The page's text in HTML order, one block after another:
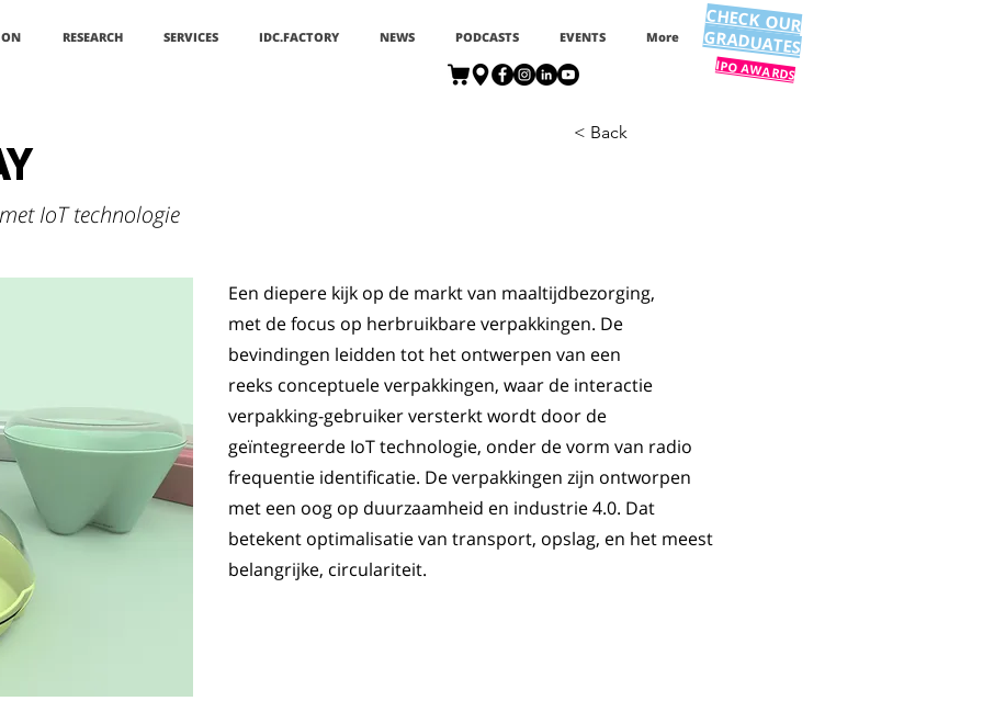
RESEARCH SERVICES IDC.FACTORY NEWS PODCASTS EVENTS More
CHECK OUR
GRADUATES
IPO AWARDS
< Back
IoT technologie
Een diepere kijk op de markt van maaltijdbezorging,
met de focus op herbruikbare verpakkingen. De
bevindingen leidden tot het ontwerpen van een
reeks conceptuele verpakkingen, waar de interactie
verpakking-gebruiker versterkt wordt door de
geïntegreerde IoT technologie, onder de vorm van radio
frequentie identificatie. De verpakkingen zijn ontworpen
met een oog op duurzaamheid en industrie 4.0. Dat
betekent optimalisatie van transport, opslag, en het meest
belangrijke, circulariteit.